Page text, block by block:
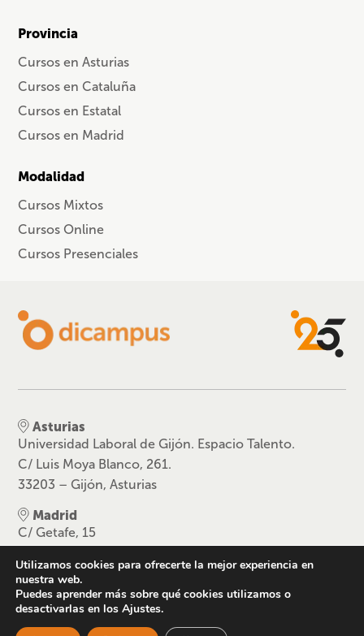
Provincia
Cursos en Asturias
Cursos en Cataluña
Cursos en Estatal
Cursos en Madrid
Modalidad
Cursos Mixtos
Cursos Online
Cursos Presenciales
Asturias
Universidad Laboral de Gijón. Espacio Talento.
C/ Luis Moya Blanco, 261.
33203 – Gijón, Asturias
Madrid
C/ Getafe, 15
Cataluña
Carrer de la Hispanitat 6, Can Boada
Utilizamos cookies para ofrecerte la mejor experiencia en
nuestra web.
Puedes aprender más sobre qué cookies utilizamos o
desactivarlas en los Ajustes.